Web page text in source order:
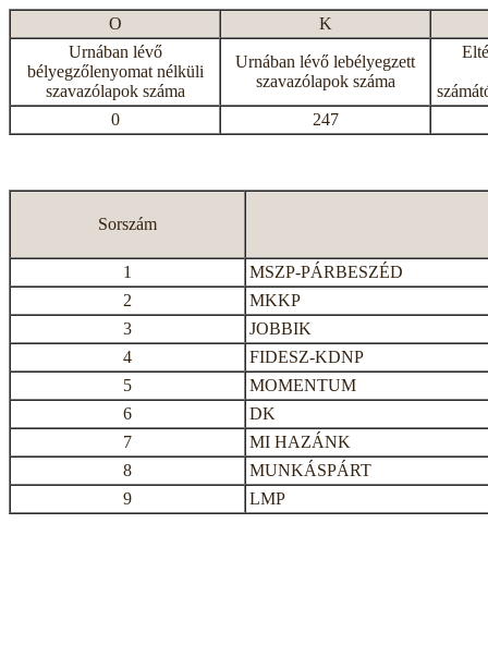
O
K
Urnában lévő
bélyegzőlenyomat nélküli
szavazólapok száma
Urnában lévő lebélyegzett
szavazólapok száma
0
247
Sorszám
1
MSZP-PÁRBESZÉD
2
MKKP
3
JOBBIK
4
FIDESZ-KDNP
5
MOMENTUM
6
DK
7
MI HAZÁNK
8
MUNKÁSPÁRT
9
LMP